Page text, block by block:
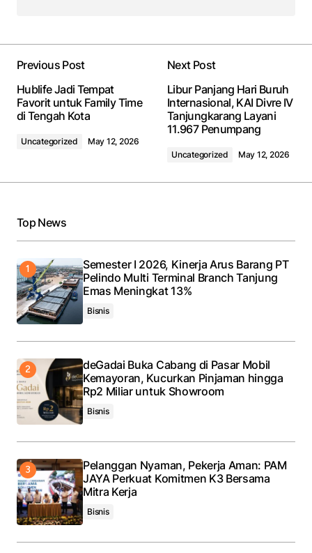
Previous Post
Hublife Jadi Tempat
Favorit untuk Family Time
di Tengah Kota
Uncategorized May 12, 2026
Next Post
Libur Panjang Hari Buruh
Internasional, KAI Divre IV
Tanjungkarang Layani
11.967 Penumpang
Uncategorized May 12, 2026
Top News
Semester I 2026, Kinerja Arus Barang PT
Pelindo Multi Terminal Branch Tanjung
Emas Meningkat 13%
Bisnis
deGadai Buka Cabang di Pasar Mobil
Kemayoran, Kucurkan Pinjaman hingga
Rp2 Miliar untuk Showroom
Bisnis
Pelanggan Nyaman, Pekerja Aman: PAM
JAYA Perkuat Komitmen K3 Bersama
Mitra Kerja
Bisnis